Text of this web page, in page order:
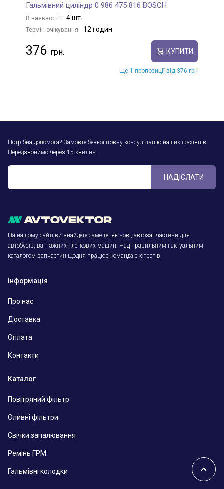
Гальмівний циліндр 0 986 475 816 BOSCH
В наявності: 4 шт.
Термін очікування: 12 годин
376 КУПИТИ
Ще 1 пропозиції від 376 грн
Потрібна допомога? Замовте безкоштовну консультацію наших фахівців.
Передзвонимо через 15 хвилин.
НАДІСЛАТИ
На нашому сайті ви знайдете саме те, як нові, автозапчастини для
автобусів, вантажних і легкових машин. Над правильним і актуальним
каталогом запчастин щодня працює команда експертів.
Інформація
Про нас
Доставка
Оплата
Контакти
Каталог
Повітряний фільтр
Оливні фільтри
Свічки запалювання
Ремінь ГРМ
Гальмівні колодки